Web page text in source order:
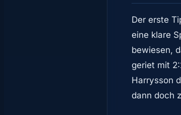
Der erste
eine klare
bewiesen,
geriet mit
Harrysson
dann doch